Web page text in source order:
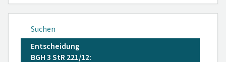
Suchen
Entscheidung
BGH 3 StR 221/12: